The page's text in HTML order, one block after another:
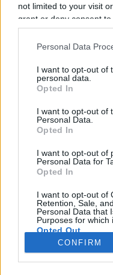
not limited to your visit
grant or deny consent
use your data for below
consent section.
Personal Data
I want to opt-out of
personal data.
Opted In
I want to opt-out of
Personal Data.
Opted In
I want to opt-out of
Personal Data for
Opted In
I want to opt-out of
Retention, Sale,
Personal Data that
Purposes for which
Opted Out
Google consents
CONFIRM
English
Keresés oldalakon,
MCC Feszt | Címke:
Hírek
adunk a
tehetségnek
1113 Budapest, Tas vezér
Postacím: 1518 Budapest,
+36 30 245 0118